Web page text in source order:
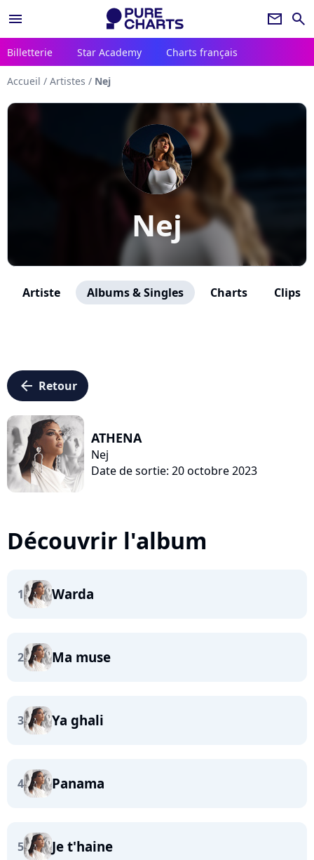
menu newsletter search
Billetterie Star Academy Charts français
Accueil / Artistes / Nej
Nej
Artiste Albums & Singles Charts Clips
arrow_left Retour
ATHENA
Nej
Date de sortie: 20 octobre 2023
Découvrir l'album
1 Warda
2 Ma muse
3 Ya ghali
4 Panama
5 Je t'haine